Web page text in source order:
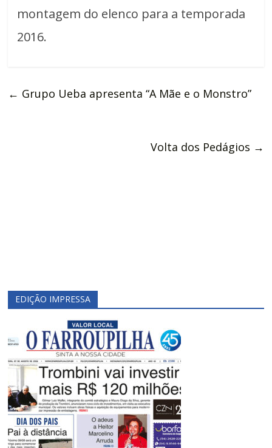
montagem do elenco para a temporada
2016.
← Grupo Ueba apresenta “A Mãe e o Monstro”
Volta dos Pedágios →
EDIÇÃO IMPRESSA